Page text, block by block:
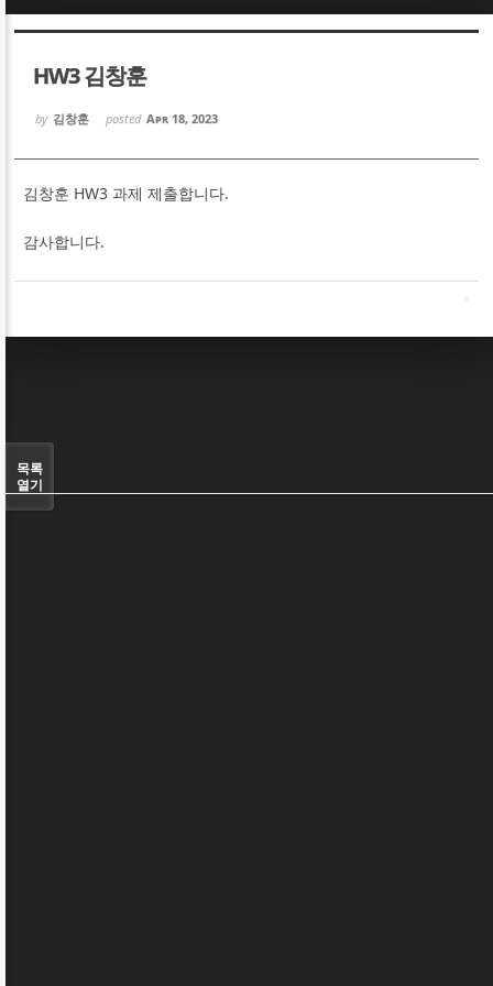
HW3 김창훈
by 김창훈 posted Apr 18, 2023
김창훈 HW3 과제 제출합니다.
감사합니다.
목록
열기
Sketchbook5, 스케치북5
Sketchbook5, 스케치북5
Sketchbook5, 스케치북5
Sketchbook5, 스케치북5